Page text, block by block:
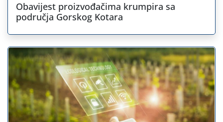
Obavijest proizvođačima krumpira sa
područja Gorskog Kotara